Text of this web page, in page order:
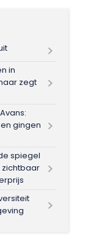
in
zegt
gingen
spiegel
zichtbaar